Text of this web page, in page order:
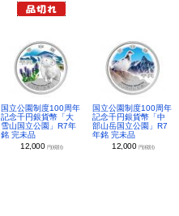
国立公園制度100周年
記念千円銀貨幣「大
雪山国立公園」R7年
銘 完未品
12,000 円(税別)
国立公園制度100周年
記念千円銀貨幣「中
部山岳国立公園」R7
年銘 完未品
12,000 円(税別)